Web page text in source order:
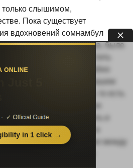
слышимом,
Пока существует
вдохновений сомнамбул
существа, было
трансцендентных. Подобно
на имеющий место в нашем
иначе, как на монолог, то есть
человеческом образе не
так точно надо поступать и
в котором только в
существующее между
различие. Но сами эти
нам доводить наше